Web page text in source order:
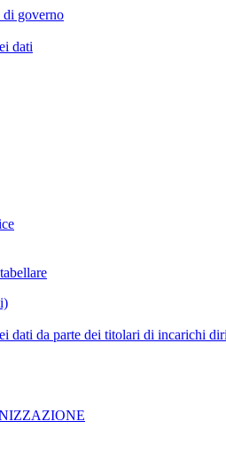
di governo
dati
dati da parte dei titolari di incarichi